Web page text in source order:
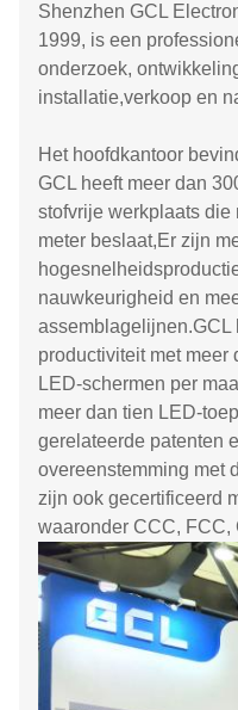
Shenzhen GCL
1999, is een
onderzoek,
installatie,verkoop en
Het hoofdkantoor
GCL heeft meer dan
stofvrije werkplaats die
meter beslaat,Er zijn
nauwkeurigheid en
assemblagelijnen.GCL
productiviteit met meer
LED-schermen per
meer dan tien LED-
gerelateerde patenten
overeenstemming met
zijn ook gecertificeerd
waaronder CCC, FCC,